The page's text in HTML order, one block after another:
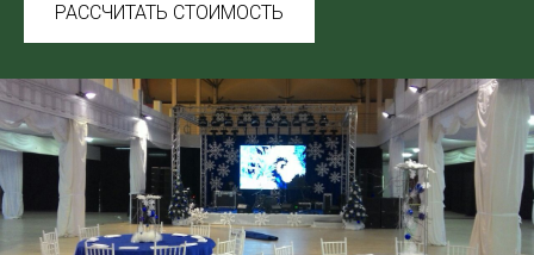
РАССЧИТАТЬ СТОИМОСТЬ